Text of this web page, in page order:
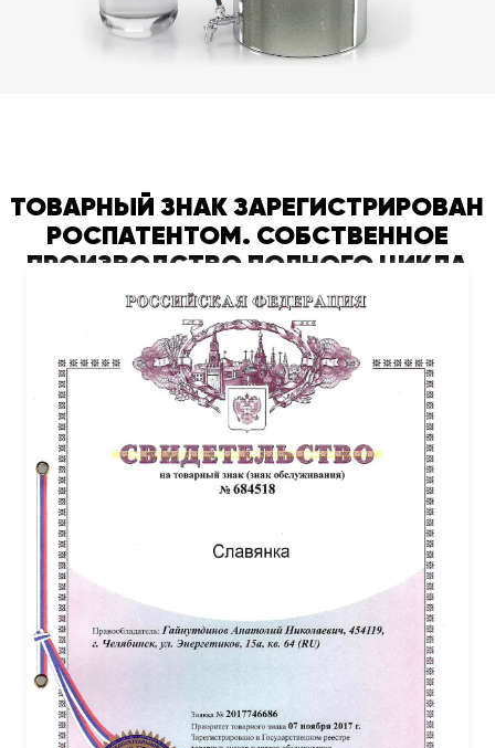
ТОВАРНЫЙ ЗНАК ЗАРЕГИСТРИРОВАН
РОСПАТЕНТОМ. СОБСТВЕННОЕ
ПРОИЗВОДСТВО ПОЛНОГО ЦИКЛА